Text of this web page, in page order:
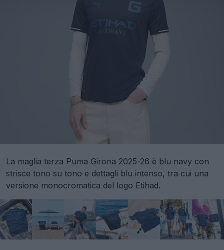
La maglia terza Puma Girona 2025-26 è blu navy con
strisce tono su tono e dettagli blu intenso, tra cui una
versione monocromatica del logo Etihad.